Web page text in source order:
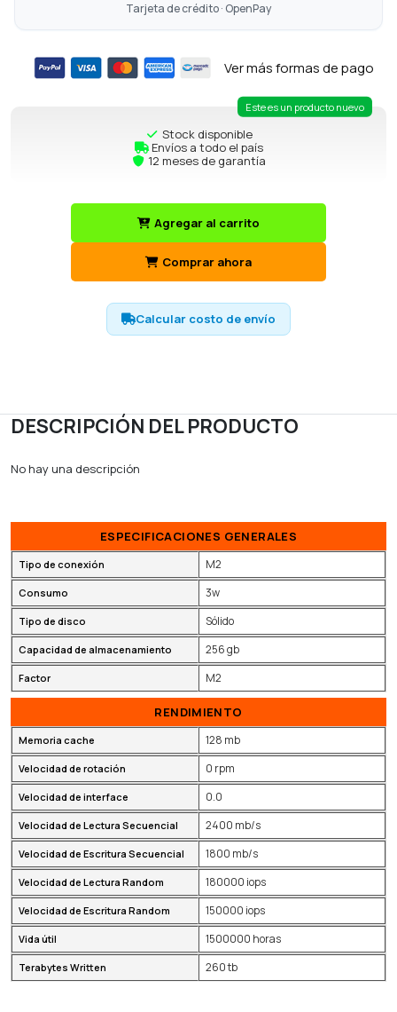
Tarjeta de crédito · OpenPay
Ver más formas de pago
Este es un producto nuevo
Stock disponible
Envíos a todo el país
12 meses de garantía
Agregar al carrito
Comprar ahora
Calcular costo de envío
DESCRIPCIÓN DEL PRODUCTO
No hay una descripción
ESPECIFICACIONES GENERALES
Tipo de conexión M2
Consumo 3w
Tipo de disco Sólido
Capacidad de almacenamiento 256 gb
Factor M2
RENDIMIENTO
Memoria cache 128 mb
Velocidad de rotación 0 rpm
Velocidad de interface 0.0
Velocidad de Lectura Secuencial 2400 mb/s
Velocidad de Escritura Secuencial 1800 mb/s
Velocidad de Lectura Random 180000 iops
Velocidad de Escritura Random 150000 iops
Vida útil 1500000 horas
Terabytes Written 260 tb